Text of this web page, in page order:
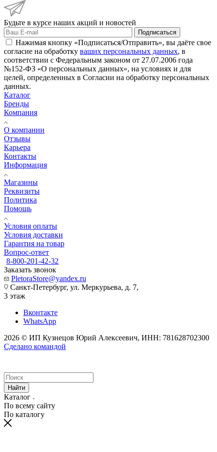
Будьте в курсе наших акций и новостей
Подписаться
Нажимая кнопку «Подписаться/Отправить», вы даёте свое
согласие на обработку ваших персональных данных, в
соответствии с Федеральным законом от 27.07.2006 года
№152-ФЗ «О персональных данных», на условиях и для
целей, определенных в Согласии на обработку персональных
данных.
Каталог
Бренды
Компания
О компании
Отзывы
Карьера
Контакты
Информация
Магазины
Реквизиты
Политика
Помощь
Условия оплаты
Условия доставки
Гарантия на товар
Вопрос-ответ
8-800-201-42-32
Заказать звонок
PletoraStore@yandex.ru
Санкт-Петербург, ул. Меркурьева, д. 7,
3 этаж
Вконтакте
WhatsApp
2026 © ИП Кузнецов Юрий Алексеевич, ИНН: 781628702300
Сделано командой
Найти
Каталог
По всему сайту
По каталогу